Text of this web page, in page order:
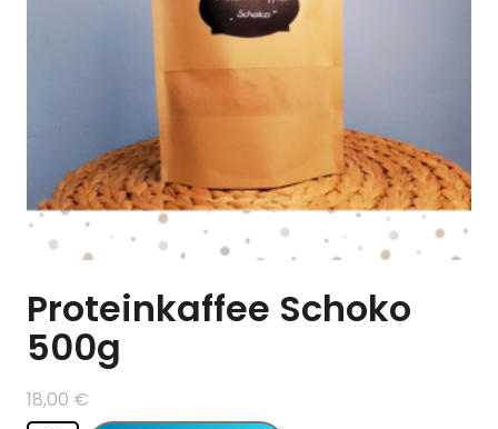
Proteinkaffee Schoko
500g
18,00 €